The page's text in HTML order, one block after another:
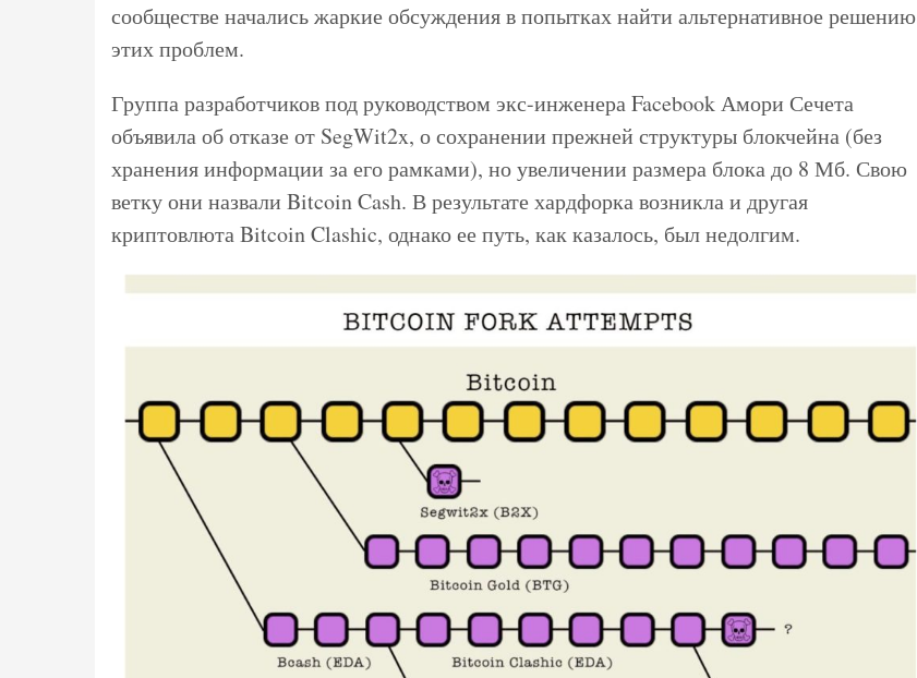
сообществе начались жаркие обсуждения в попытках найти альтернативное решению
этих проблем.
Группа разработчиков под руководством экс-инженера Facebook Амори Сечета
объявила об отказе от SegWit2x, о сохранении прежней структуры блокчейна (без
хранения информации за его рамками), но увеличении размера блока до 8 Мб. Свою
ветку они назвали Bitcoin Cash. В результате хардфорка возникла и другая
криптовлюта Bitcoin Clashic, однако ее путь, как казалось, был недолгим.